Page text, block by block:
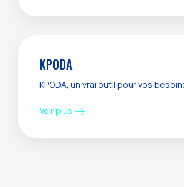
KPODA
KPODA, un vrai outil pour vos
Voir plus